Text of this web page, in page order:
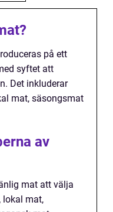
på ett
syftet att
Det inkluderar
mat, säsongsmat
av
mat att välja
lokal mat,